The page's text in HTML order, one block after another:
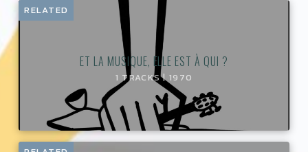
RELATED
ET LA MUSIQUE, ELLE EST À QUI ?
1 TRACKS | 1970